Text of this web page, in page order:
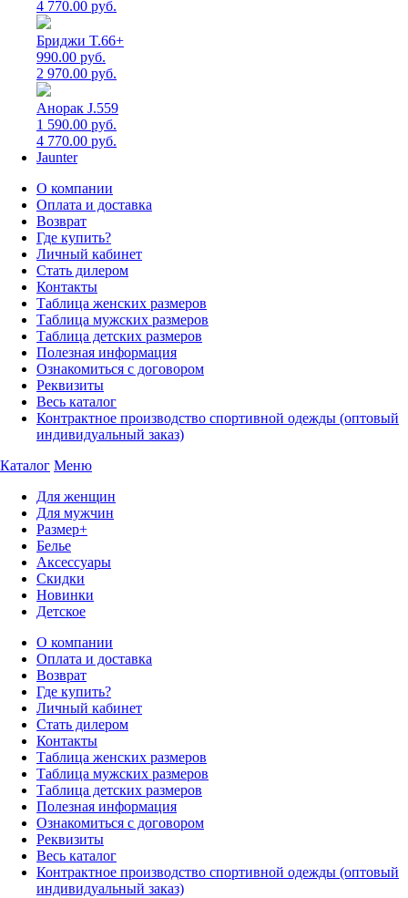
4 770.00 руб.
Бриджи T.66+
990.00 руб.
2 970.00 руб.
Анорак J.559
1 590.00 руб.
4 770.00 руб.
Jaunter
О компании
Оплата и доставка
Возврат
Где купить?
Личный кабинет
Стать дилером
Контакты
Таблица женских размеров
Таблица мужских размеров
Таблица детских размеров
Полезная информация
Ознакомиться с договором
Реквизиты
Весь каталог
Контрактное производство спортивной одежды (оптовый
индивидуальный заказ)
Каталог Меню
Для женщин
Для мужчин
Размер+
Белье
Аксессуары
Скидки
Новинки
Детское
О компании
Оплата и доставка
Возврат
Где купить?
Личный кабинет
Стать дилером
Контакты
Таблица женских размеров
Таблица мужских размеров
Таблица детских размеров
Полезная информация
Ознакомиться с договором
Реквизиты
Весь каталог
Контрактное производство спортивной одежды (оптовый
индивидуальный заказ)